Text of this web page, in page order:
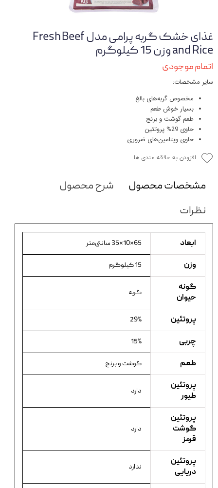
غذای خشک گربه پرامی مدل Fresh Beef
and Rice وزن 15 کیلوگرم
اتمام موجودی
سایر مشخصات:
مخصوص گربه‌های بالغ
بسیار خوش طعم
طعم گوشت و برنج
حاوی 29% پروتئین
حاوی ویتامین‌های ضروری
افزودن به علاقه مندی ها
مشخصات محصول
شرح محصول
نظرات
ابعاد 65×10×35 سانتی‌متر
وزن 15 کیلوگرم
گونه
حیوان
گربه
پروتئین 29%
چربی 15%
طعم گوشت و برنج
پروتئین
طیور
دارد
پروتئین
گوشت
قرمز
دارد
پروتئین
دریایی
ندارد